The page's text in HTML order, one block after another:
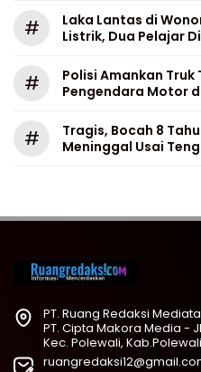
#
Laka Lantas di
Listrik, Dua Pelajar
#
Polisi Amankan Truk
Pengendara Motor
#
Tragis, Bocah 8
Meninggal Usai
PT. Ruang Redaksi
PT. Cipta Makora Media -
Kec. Polewali,